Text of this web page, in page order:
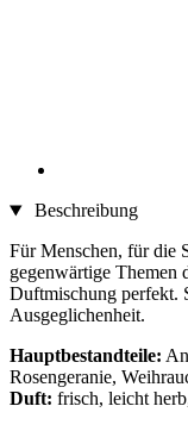
Beschreibung
Für Menschen, für die
gegenwärtige Themen
Duftmischung perfekt.
Ausgeglichenheit.
Hauptbestandteile:
Rosengeranie,
Duft: frisch, leicht